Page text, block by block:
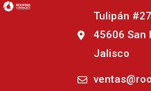
Tulipán
45606 San
Jalisco